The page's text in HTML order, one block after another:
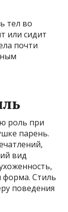
тел во
или сидит
почти
роль при
парень.
вид
форма. Стиль
поведения